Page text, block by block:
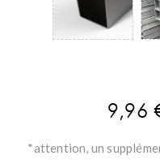
9,96
*attention, un